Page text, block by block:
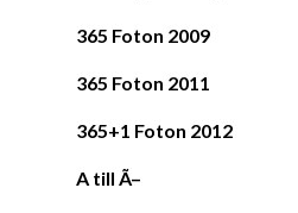
365 Foton 2009
365 Foton 2011
365+1 Foton 2012
A till Ã–